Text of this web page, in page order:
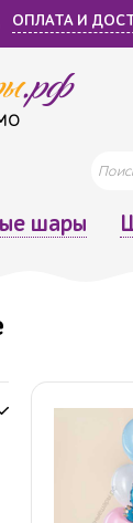
ОПЛАТА И
.рф
шары